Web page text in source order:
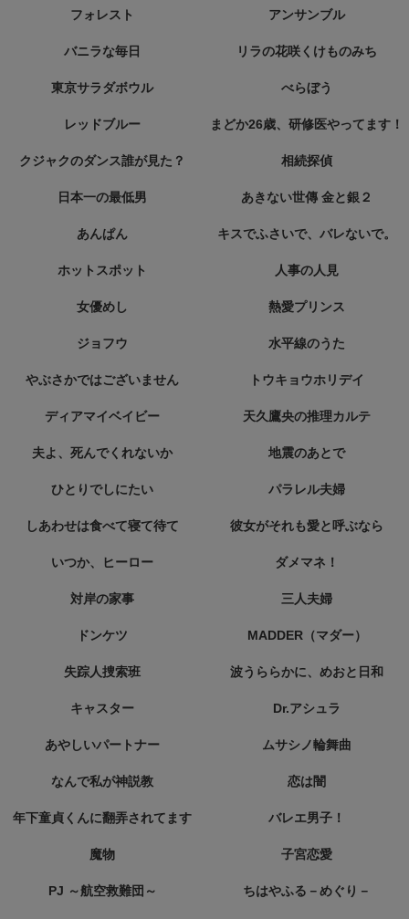
フォレスト アンサンブル
バニラな毎日 リラの花咲くけものみち
東京サラダボウル べらぼう
レッドブルー まどか26歳、研修医やってます！
クジャクのダンス誰が見た？ 相続探偵
日本一の最低男 あきない世傳 金と銀２
あんぱん キスでふさいで、バレないで。
ホットスポット 人事の人見
女優めし 熱愛プリンス
ジョフウ 水平線のうた
やぶさかではございません トウキョウホリデイ
ディアマイベイビー 天久鷹央の推理カルテ
夫よ、死んでくれないか 地震のあとで
ひとりでしにたい パラレル夫婦
しあわせは食べて寝て待て 彼女がそれも愛と呼ぶなら
いつか、ヒーロー ダメマネ！
対岸の家事 三人夫婦
ドンケツ MADDER（マダー）
失踪人捜索班 波うららかに、めおと日和
キャスター Dr.アシュラ
あやしいパートナー ムサシノ輪舞曲
なんで私が神説教 恋は闇
年下童貞くんに翻弄されてます バレエ男子！
魔物 子宮恋愛
PJ ～航空救難団～ ちはやふる－めぐり－